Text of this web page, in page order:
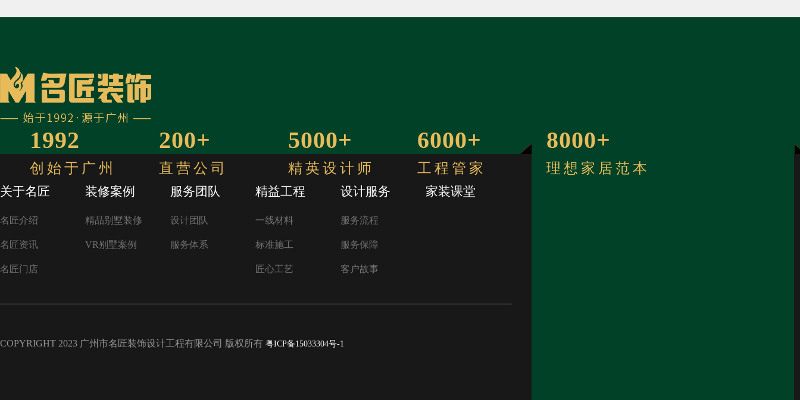
1992
创始于广州
200+
直营公司
5000+
精英设计师
6000+
工程管家
8000+
理想家居范本
关于名匠
名匠介绍
名匠资讯
名匠门店
装修案例
精品别墅装修
VR别墅案例
服务团队
设计团队
服务体系
精益工程
一线材料
标准施工
匠心工艺
设计服务
服务流程
服务保障
客户故事
家装课堂
COPYRIGHT 2023 广州市名匠装饰设计工程有限公司 版权所有 粤ICP备15033304号-1